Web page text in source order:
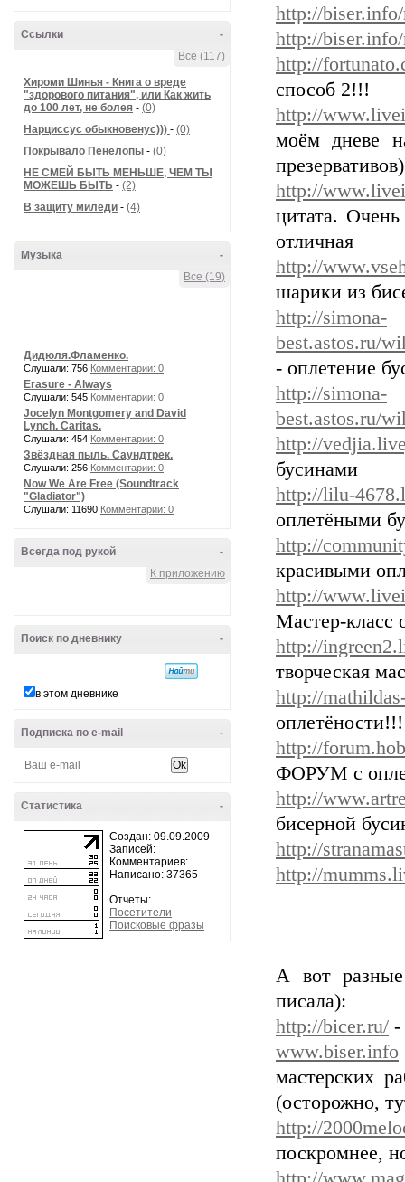
-
Ссылки
Все (117)
Хироми Шинья - Книга о вреде
"здорового питания", или Как жить
до 100 лет, не болея - (0)
Нарциссус обыкновенус))) - (0)
Покрывало Пенелопы - (0)
НЕ СМЕЙ БЫТЬ МЕНЬШЕ, ЧЕМ ТЫ
МОЖЕШЬ БЫТЬ - (2)
В защиту миледи - (4)
-
Музыка
Все (19)
Дидюля.Фламенко.
Слушали: 756 Комментарии: 0
Erasure - Always
Слушали: 545 Комментарии: 0
Jocelyn Montgomery and David
Lynch. Caritas.
Слушали: 454 Комментарии: 0
Звёздная пыль. Саундтрек.
Слушали: 256 Комментарии: 0
Now We Are Free (Soundtrack
"Gladiator")
Слушали: 11690 Комментарии: 0
-
Всегда под рукой
К приложению
--------
-
Поиск по дневнику
в этом дневнике
-
Подписка по e-mail
-
Статистика
Создан: 09.09.2009
Записей:
Комментариев:
Написано: 37365
Отчеты:
Посетители
Поисковые фразы
http://
http://
http://
способ 2!!!
http://
моём дневе
презервативов)
http://
цитата.
отличная
http://
шарики из
http://simona-
best.astos.ru/
- оплетение
http://simona-
best.astos.ru/
http://
бусинами
http://lilu-
оплетёными
http://
красивыми
http://
Мастер-класс
http://
творческая
http://
http://
ФОРУМ с
http://
бисерной
http://
http://
А вот
писала):
http://bicer.ru/ -
www.biser.info
мастерских
(осторожно,
http://
поскромнее,